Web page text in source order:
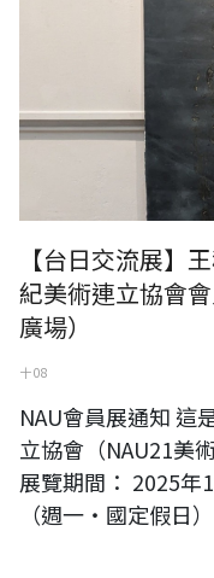
【台日交流展】
紀美術連立協會
廣場）
十 08
NAU會員展通知 這
立協會（NAU21美
展覽期間： 2025年
（週一・國定假日